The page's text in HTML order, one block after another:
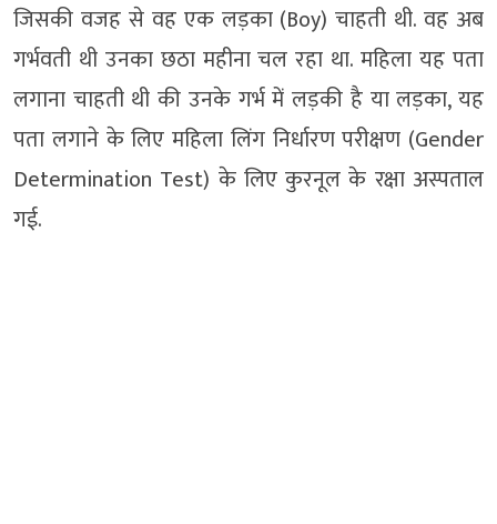
जिसकी वजह से वह एक लड़का (Boy) चाहती थी. वह अब
गर्भवती थी उनका छठा महीना चल रहा था. महिला यह पता
लगाना चाहती थी की उनके गर्भ में लड़की है या लड़का, यह
पता लगाने के लिए महिला लिंग निर्धारण परीक्षण (Gender
Determination Test) के लिए कुरनूल के रक्षा अस्पताल
गई.